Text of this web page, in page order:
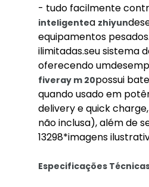
- tudo facilmente
inteligentea zhiyun
equipamentos
ilimitadas.seu sistema
oferecendo
fiveray m 20possui
quando usado em
delivery e quick
não inclusa), além de
13298*imagens
Especificações